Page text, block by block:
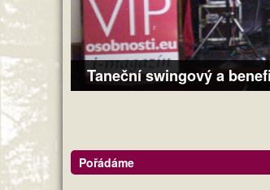
Taneční swingový a
Pořádáme